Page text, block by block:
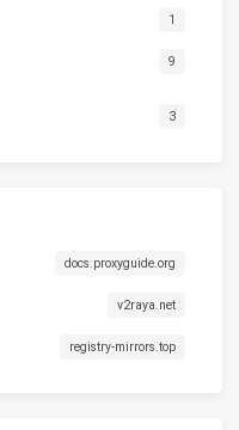
1
9
3
docs.proxyguide.org
v2raya.net
registry-mirrors.top